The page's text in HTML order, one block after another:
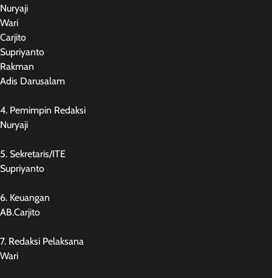
Nuryaji
Wari
Carjito
Supriyanto
Rakman
Adis Darusalam
4. Pemimpin Redaksi
Nuryaji
5. Sekretaris/ITE
Supriyanto
6. Keuangan
AB.Carjito
7. Redaksi Pelaksana
Wari